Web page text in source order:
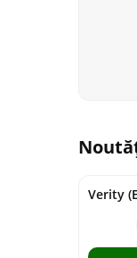
Verity